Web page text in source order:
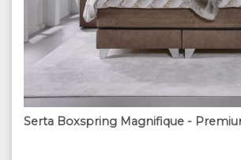
Serta Boxspring Magnifique -